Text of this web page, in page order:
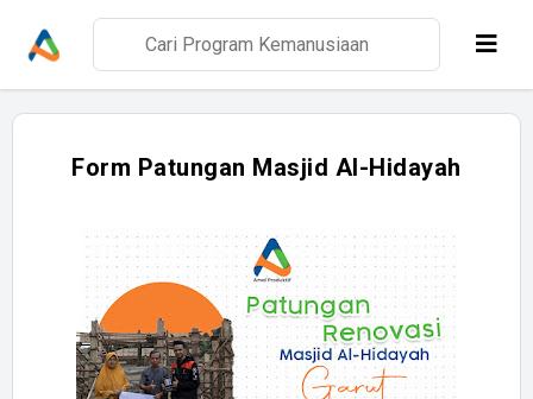
Form Patungan Masjid Al-Hidayah